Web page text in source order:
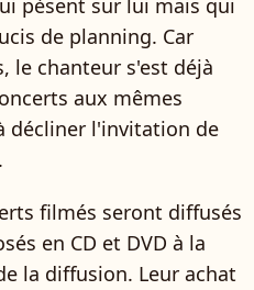
pèsent sur lui mais qui
de planning. Car
le chanteur s'est déjà
aux mêmes
décliner l'invitation de
filmés seront diffusés
en CD et DVD à la
la diffusion. Leur achat